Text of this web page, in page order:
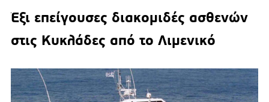
Έξι επείγουσες διακομιδές ασθενών
στις Κυκλάδες από το Λιμενικό